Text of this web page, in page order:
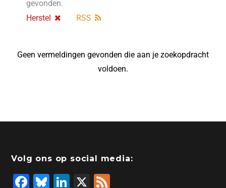
gevonden.
Herstel
RSS
Geen vermeldingen gevonden die aan je zoekopdracht
voldoen.
Volg ons op social media:
F
Bl
Li
X